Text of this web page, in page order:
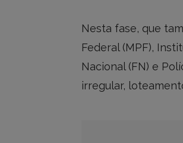
Nesta fase, que
Federal (MPF),
Nacional (FN) e
irregular,